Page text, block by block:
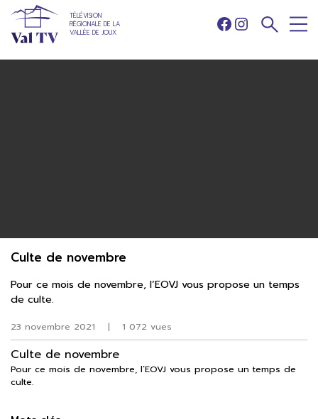
TÉLÉVISION
RÉGIONALE DE LA
VALLÉE DE JOUX
Facebook
Instagram
23 novembre 2021 | 1 072 vues
Culte de novembre
Pour ce mois de novembre, l’EOVJ vous propose un temps de
culte.
Culte de novembre
Pour ce mois de novembre, l’EOVJ vous propose un temps
de culte.